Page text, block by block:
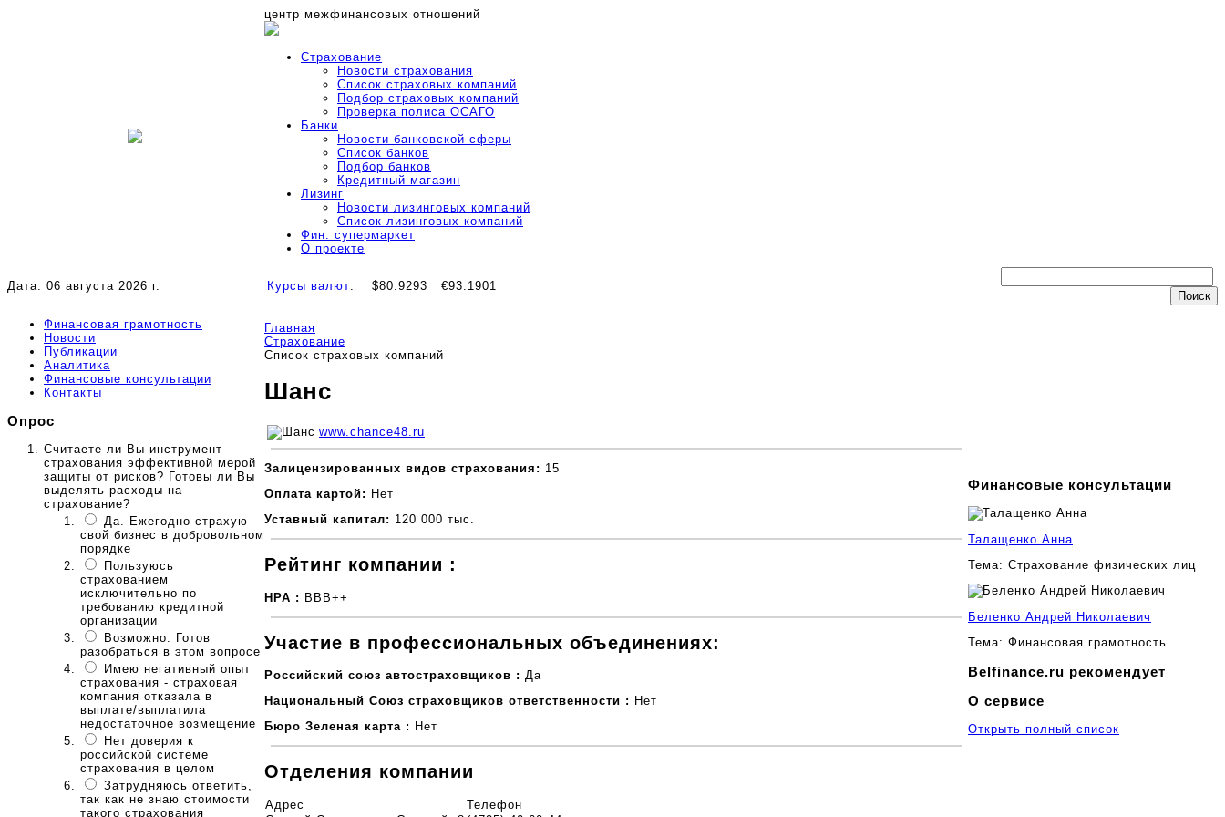
центр межфинансовых отношений
Страхование
Новости страхования
Список страховых компаний
Подбор страховых компаний
Проверка полиса ОСАГО
Банки
Новости банковской сферы
Список банков
Подбор банков
Кредитный магазин
Лизинг
Новости лизинговых компаний
Список лизинговых компаний
Фин. супермаркет
О проекте
Дата: 06 августа 2026 г. Курсы валют: $80.9293 €93.1901
Финансовая грамотность
Новости
Публикации
Аналитика
Финансовые консультации
Контакты
Опрос
Считаете ли Вы инструмент
страхования эффективной мерой
защиты от рисков? Готовы ли Вы
выделять расходы на
страхование?
Да. Ежегодно страхую
свой бизнес в добровольном
порядке
Пользуюсь
страхованием
исключительно по
требованию кредитной
организации
Возможно. Готов
разобраться в этом вопросе
Имею негативный опыт
страхования - страховая
компания отказала в
выплате/выплатила
недостаточное возмещение
Нет доверия к
российской системе
страхования в целом
Затрудняюсь ответить,
так как не знаю стоимости
такого страхования
Главная
Страхование
Список страховых компаний
Шанс
www.chance48.ru
Залицензированных видов страхования: 15
Оплата картой: Нет
Уставный капитал: 120 000 тыс.
Рейтинг компании :
НРА : ВВВ++
Участие в профессиональных объединениях:
Российский союз автостраховщиков : Да
Национальный Союз страховщиков ответственности : Нет
Бюро Зеленая карта : Нет
Отделения компании
Адрес
Телефон
Финансовые консультации
Талащенко Анна
Тема: Страхование физических лиц
Беленко Андрей Николаевич
Тема: Финансовая грамотность
Belfinance.ru рекомендует
О сервисе
Открыть полный список